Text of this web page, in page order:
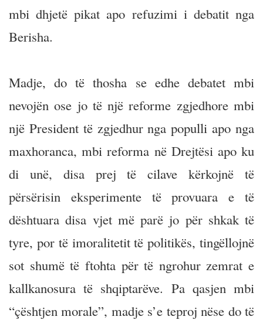
mbi dhjetë pikat apo refuzimi i debatit nga
Berisha.
Madje, do të thosha se edhe debatet mbi
nevojën ose jo të një reforme zgjedhore mbi
një President të zgjedhur nga populli apo nga
maxhoranca, mbi reforma në Drejtësi apo ku
di unë, disa prej të cilave kërkojnë të
përsërisin eksperimente të provuara e të
dështuara disa vjet më parë jo për shkak të
tyre, por të imoralitetit të politikës, tingëllojnë
sot shumë të ftohta për të ngrohur zemrat e
kallkanosura të shqiptarëve. Pa qasjen mbi
“çështjen morale”, madje s’e teproj nëse do të